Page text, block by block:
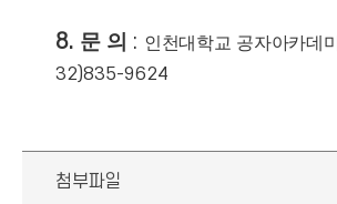
8. 문 의 : 인천대학교 공자아카데미
32)835-9624
첨부파일